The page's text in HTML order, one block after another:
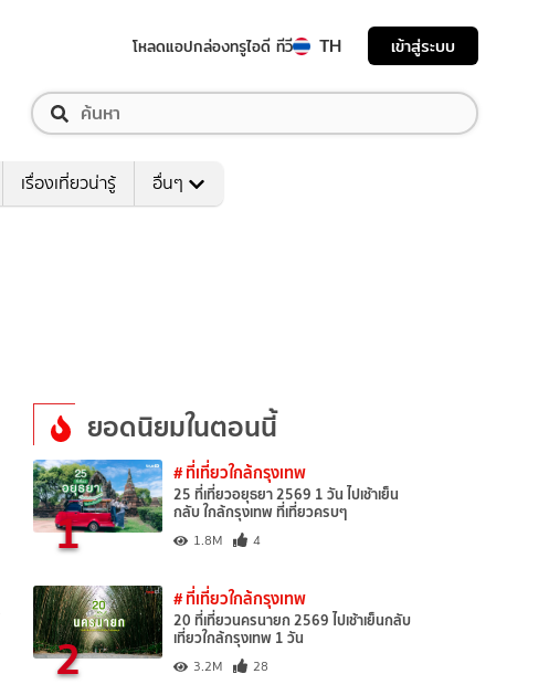
โหลดแอปกล่องทรูไอดี ทีวี TH เข้าสู่ระบบ
เรื่องเที่ยวน่ารู้ อื่นๆ
ยอดนิยมในตอนนี้
1
# ที่เที่ยวใกล้กรุงเทพ
25 ที่เที่ยวอยุธยา 2569 1 วัน ไปเช้าเย็น
กลับ ใกล้กรุงเทพ ที่เที่ยวครบๆ
1.8M 4
2
# ที่เที่ยวใกล้กรุงเทพ
20 ที่เที่ยวนครนายก 2569 ไปเช้าเย็นกลับ
เที่ยวใกล้กรุงเทพ 1 วัน
3.2M 28